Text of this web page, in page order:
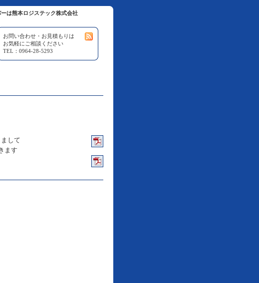
は熊本ロジステック株式会社
お問い合わせ・お見積もりは
お気軽にご相談ください
TEL：0964-28-5293
して
ます